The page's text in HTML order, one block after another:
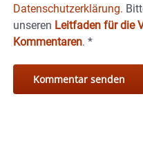
Datenschutzerklärung.
unseren Leitfaden für die
Kommentaren. *